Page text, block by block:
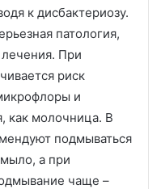
к дисбактериозу.
патология,
При
риск
и
как молочница. В
подмываться
а при
чаще –